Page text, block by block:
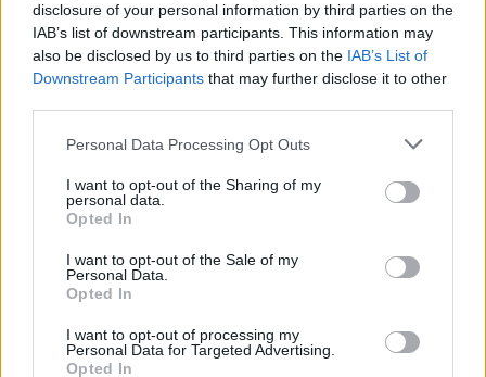
disclosure of your personal information by third parties on the
IAB’s list of downstream participants. This information may
also be disclosed by us to third parties on the IAB’s List of
Downstream Participants that may further disclose it to other
Please note that this website/app uses one or more Google
not limited to your visit or usage behaviour. You may click to
grant or deny consent to Google and its third-party tags to
use your data for below specified purposes in below Google
consent section.
Personal Data Processing Opt Outs
I want to opt-out of the Sharing of my
personal data.
Opted In
I want to opt-out of the Sale of my
Personal Data.
Opted In
I want to opt-out of processing my
Personal Data for Targeted Advertising.
Opted In
Rūgts!Latvijā slavenākais
japānis Masaki mijis
gredzenus ar mīļoto –
kāzās izskanēja arī īpaši
skaista latviešu dziesma